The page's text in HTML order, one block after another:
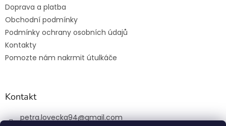
Doprava a platba
Obchodní podmínky
Podmínky ochrany osobních údajů
Kontakty
Pomozte nám nakrmit útulkáče
Kontakt
petra.lovecka94@gmail.com